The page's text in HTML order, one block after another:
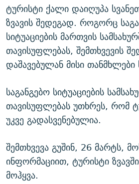
ᲐᲒᲕᲘᲡᲢᲝᲡ ᲝᲛᲘ
ПРИВЕТ ᲙᲣᲚᲢᲣᲠᲐ
ტურისტი ქალი დაიღუპა
ზვავის შედეგად. როგორც
სიტუაციების მართვის
თავისუფლებას, შემთხვევის
დაშავებულან მისი თანმხლები
საგანგებო სიტუაციების
თავისუფლებას უთხრეს, რომ
უკვე გადასვენებულია.
შემთხვევა გუშინ, 26 მარტს,
ინფორმაციით, ტურისტი
მოჰყვა.